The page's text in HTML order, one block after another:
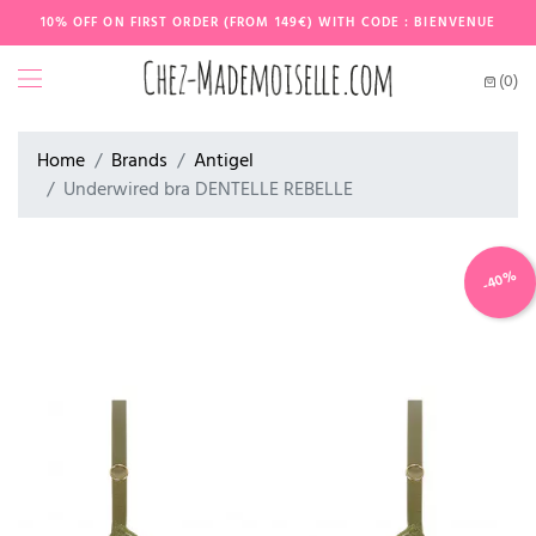
10% OFF ON FIRST ORDER (FROM 149€) WITH CODE : BIENVENUE
(0)
Home Brands
Antigel
Underwired bra DENTELLE REBELLE
-40%